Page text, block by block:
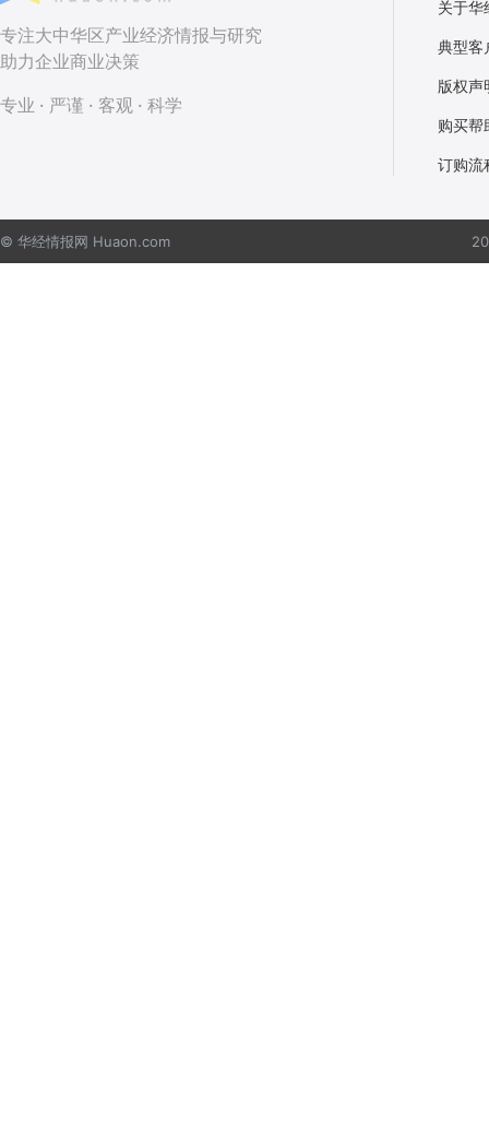
专注大中华区产业经济情报与研究
助力企业商业决策
专业 · 严谨 · 客观 · 科学
关于华
典型客
版权声
购买帮
订购流
© 华经情报网 Huaon.com